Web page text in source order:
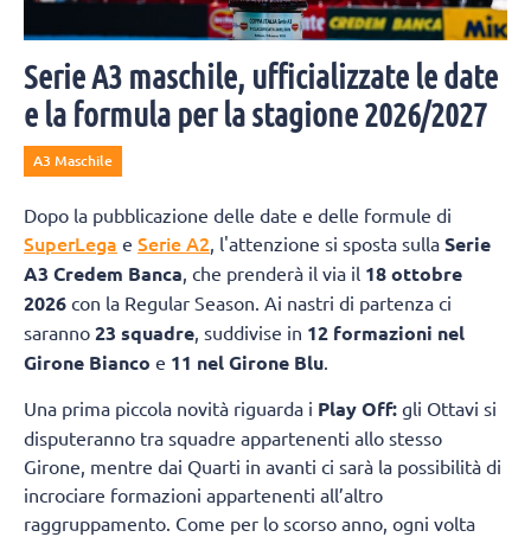
Serie A3 maschile, ufficializzate le date
e la formula per la stagione 2026/2027
A3 Maschile
Dopo la pubblicazione delle date e delle formule di
SuperLega e Serie A2 , l'attenzione si sposta sulla Serie
A3 Credem Banca , che prenderà il via il 18 ottobre
2026 con la Regular Season. Ai nastri di partenza ci
saranno 23 squadre , suddivise in 12 formazioni nel
Girone Bianco e 11 nel Girone Blu
Una prima piccola novità riguarda i Play Off: gli Ottavi si
disputeranno tra squadre appartenenti allo stesso
Girone, mentre dai Quarti in avanti ci sarà la possibilità di
incrociare formazioni appartenenti all’altro
raggruppamento. Come per lo scorso anno, ogni volta